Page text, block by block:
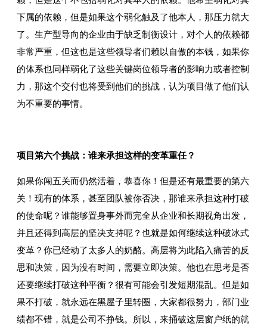
下属的依赖，但是如果这个弱化触及了他本人，那压力就大
了。生产型导向的企业由于缺乏制衡设计，对个人的依赖都
非常严重，但这也是这些领导者们赖以自傲的本钱，如果你
的体系也同样弱化了这些关键岗位领导者的影响力或者控制
力，那这个交付也将受到他们的挑战，认为项目做了他们认
为不重要的事情。
项目第六个挑战：谁来承担这样的变革重任？
如果你闯五关而仍然活着，恭喜你！但是还有最重要的第六
关！现有的体系，甚至团队被你否决，那谁来承担这种打破
的使命呢？谁能够置身事外而完全从企业和长期视角出发，
并且还得到高层的坚决支持呢？也就是如何继续这种破冰式
变革？你已经动了太多人的奶酪。高层将为此陷入痛苦的反
思和决策，因为没有时间，需要立即决策。他也在思考是否
还要继续打破这种平衡？很有可能会引发短期混乱。但是如
果不打破，就永远在黑屋子里转圈，大家都很努力，部门业
绩都不错，就是公司不挣钱。所以，来捅破这层窗户纸的就